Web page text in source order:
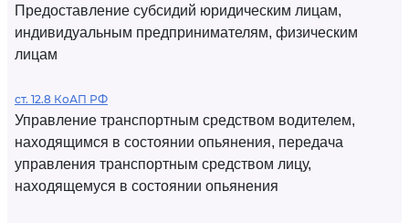
Предоставление субсидий юридическим лицам,
индивидуальным предпринимателям, физическим
лицам
ст. 12.8 КоАП РФ
Управление транспортным средством водителем,
находящимся в состоянии опьянения, передача
управления транспортным средством лицу,
находящемуся в состоянии опьянения